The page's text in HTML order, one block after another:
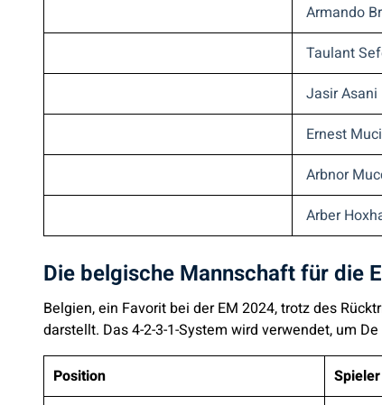
Armando
Taulant
Jasir Asani
Ernest Muci
Arbnor
Arber
Die belgische Mannschaft für die
Belgien, ein Favorit bei der EM 2024, trotz des
darstellt. Das 4-2-3-1-System wird verwendet, um
Position Spieler